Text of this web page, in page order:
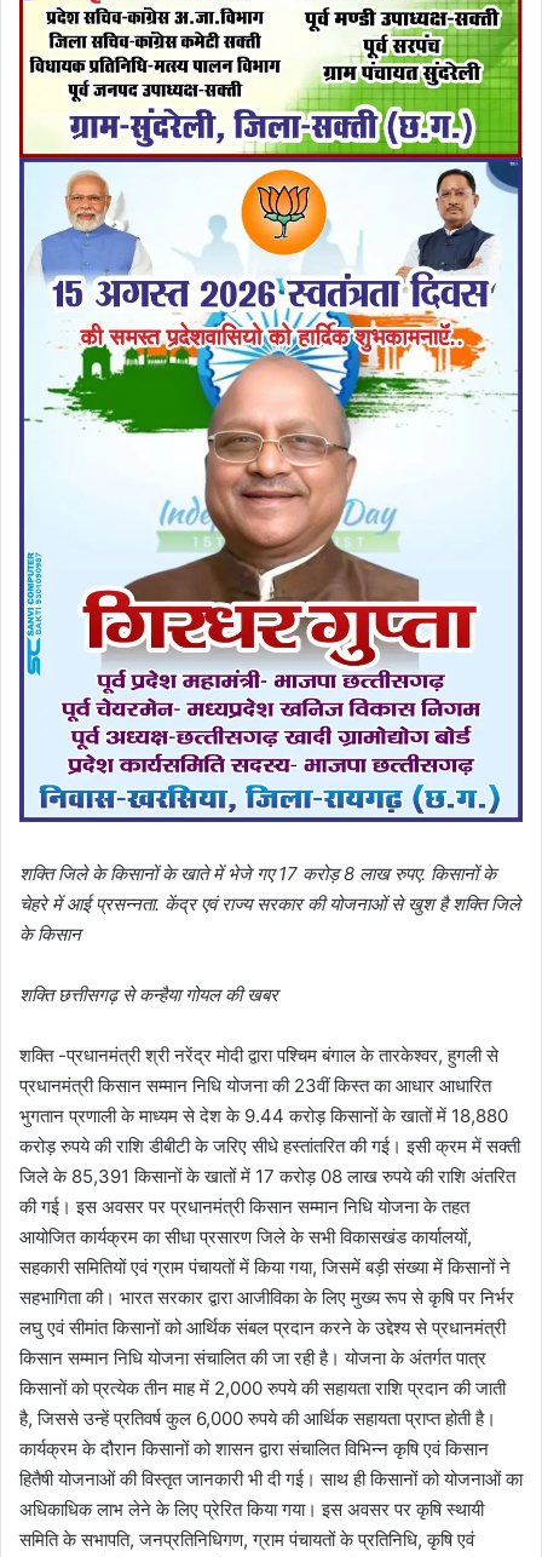
शक्ति जिले के किसानों के खाते में भेजे गए 17 करोड़ 8 लाख रुपए. किसानों के
चेहरे में आई प्रसन्नता. केंद्र एवं राज्य सरकार की योजनाओं से खुश है शक्ति जिले
के किसान
शक्ति छत्तीसगढ़ से कन्हैया गोयल की खबर
शक्ति -प्रधानमंत्री श्री नरेंद्र मोदी द्वारा पश्चिम बंगाल के तारकेश्वर, हुगली से
प्रधानमंत्री किसान सम्मान निधि योजना की 23वीं किस्त का आधार आधारित
भुगतान प्रणाली के माध्यम से देश के 9.44 करोड़ किसानों के खातों में 18,880
करोड़ रुपये की राशि डीबीटी के जरिए सीधे हस्तांतरित की गई। इसी क्रम में सक्ती
जिले के 85,391 किसानों के खातों में 17 करोड़ 08 लाख रुपये की राशि अंतरित
की गई। इस अवसर पर प्रधानमंत्री किसान सम्मान निधि योजना के तहत
आयोजित कार्यक्रम का सीधा प्रसारण जिले के सभी विकासखंड कार्यालयों,
सहकारी समितियों एवं ग्राम पंचायतों में किया गया, जिसमें बड़ी संख्या में किसानों ने
सहभागिता की। भारत सरकार द्वारा आजीविका के लिए मुख्य रूप से कृषि पर निर्भर
लघु एवं सीमांत किसानों को आर्थिक संबल प्रदान करने के उद्देश्य से प्रधानमंत्री
किसान सम्मान निधि योजना संचालित की जा रही है। योजना के अंतर्गत पात्र
किसानों को प्रत्येक तीन माह में 2,000 रुपये की सहायता राशि प्रदान की जाती
है, जिससे उन्हें प्रतिवर्ष कुल 6,000 रुपये की आर्थिक सहायता प्राप्त होती है।
कार्यक्रम के दौरान किसानों को शासन द्वारा संचालित विभिन्न कृषि एवं किसान
हितैषी योजनाओं की विस्तृत जानकारी भी दी गई। साथ ही किसानों को योजनाओं का
अधिकाधिक लाभ लेने के लिए प्रेरित किया गया। इस अवसर पर कृषि स्थायी
समिति के सभापति, जनप्रतिनिधिगण, ग्राम पंचायतों के प्रतिनिधि, कृषि एवं